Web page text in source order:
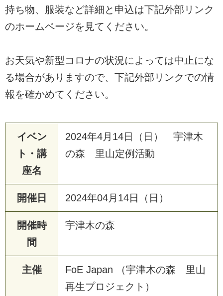
持ち物、服装など詳細と申込は下記外部リンク
のホームページを見てください。
お天気や新型コロナの状況によっては中止にな
る場合がありますので、下記外部リンクでの情
報を確かめてください。
イベン
ト・講
座名
2024年4月14日（日） 宇津木
の森 里山定例活動
開催日 2024年04月14日（日）
開催時
間
宇津木の森
主催
FoE Japan （宇津木の森 里山
再生プロジェクト）